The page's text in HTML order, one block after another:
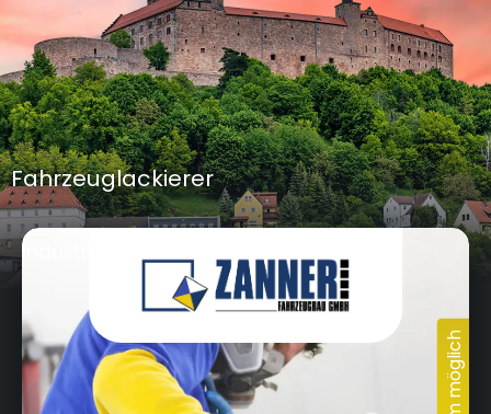
Ausbildungsportal Kulmbach
Unsere Ausbildungsberufe
in Kulmbach und der Region
Fahrzeuglackierer
Industriestraße 2, 95502 Himmelkron